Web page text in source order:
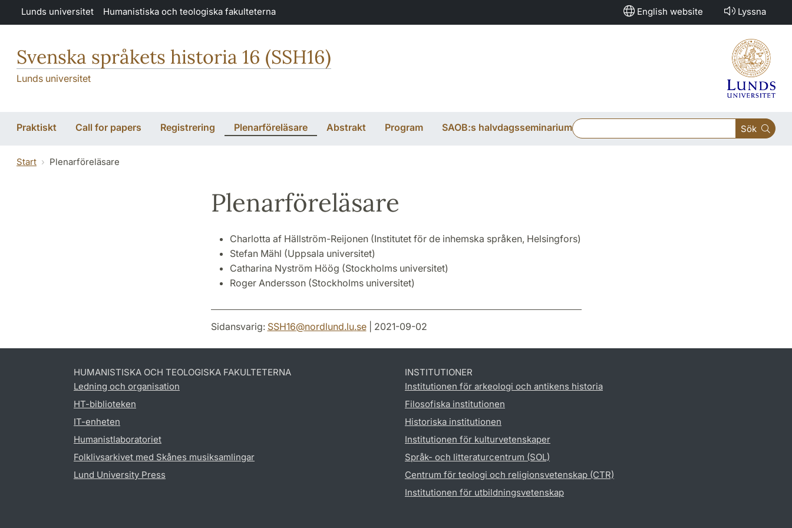
Hoppa till huvudinnehåll
Lunds universitet Humanistiska och teologiska fakulteterna English website Lyssna
Svenska språkets historia 16 (SSH16)
Lunds universitet
Praktiskt Call for papers Registrering Plenarföreläsare Abstrakt Program SAOB:s halvdagsseminarium Sök
Start Plenarföreläsare
Plenarföreläsare
Charlotta af Hällström-Reijonen (Institutet för de inhemska språken, Helsingfors)
Stefan Mähl (Uppsala universitet)
Catharina Nyström Höög (Stockholms universitet)
Roger Andersson (Stockholms universitet)
Sidansvarig: SSH16@nordlund.lu.se| 2021-09-02
HUMANISTISKA OCH TEOLOGISKA FAKULTETERNA
Ledning och organisation
HT-biblioteken
IT-enheten
Humanistlaboratoriet
Folklivsarkivet med Skånes musiksamlingar
Lund University Press
INSTITUTIONER
Institutionen för arkeologi och antikens historia
Filosofiska institutionen
Historiska institutionen
Institutionen för kulturvetenskaper
Språk- och litteraturcentrum (SOL)
Centrum för teologi och religionsvetenskap (CTR)
Institutionen för utbildningsvetenskap